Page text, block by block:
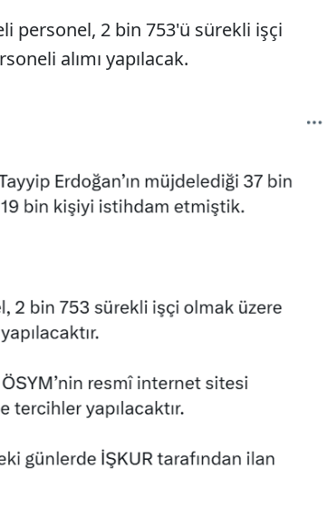
personel, 2 bin 753'ü sürekli işçi
alımı yapılacak.